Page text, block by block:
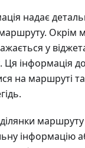
надає
маршруту.
у
. Ця інформація
на маршруті
інформацію